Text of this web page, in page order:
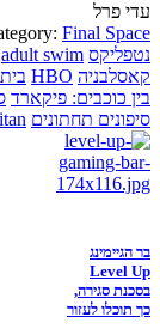
עדי פרל
Final Space
נטפליקס adult swim
קאסלבניה HBO
בין כוכבים: פיקארד
סיפונים תחתונים
בר הגיימינג
Level Up
בסכנת סגירה,
כך תוכלו לעזור